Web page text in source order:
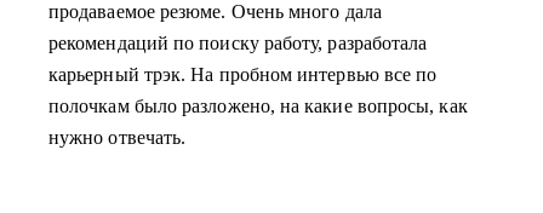
продаваемое резюме. Очень много дала
рекомендаций по поиску работу, разработала
карьерный трэк. На пробном интервью все по
полочкам было разложено, на какие вопросы, как
нужно отвечать.